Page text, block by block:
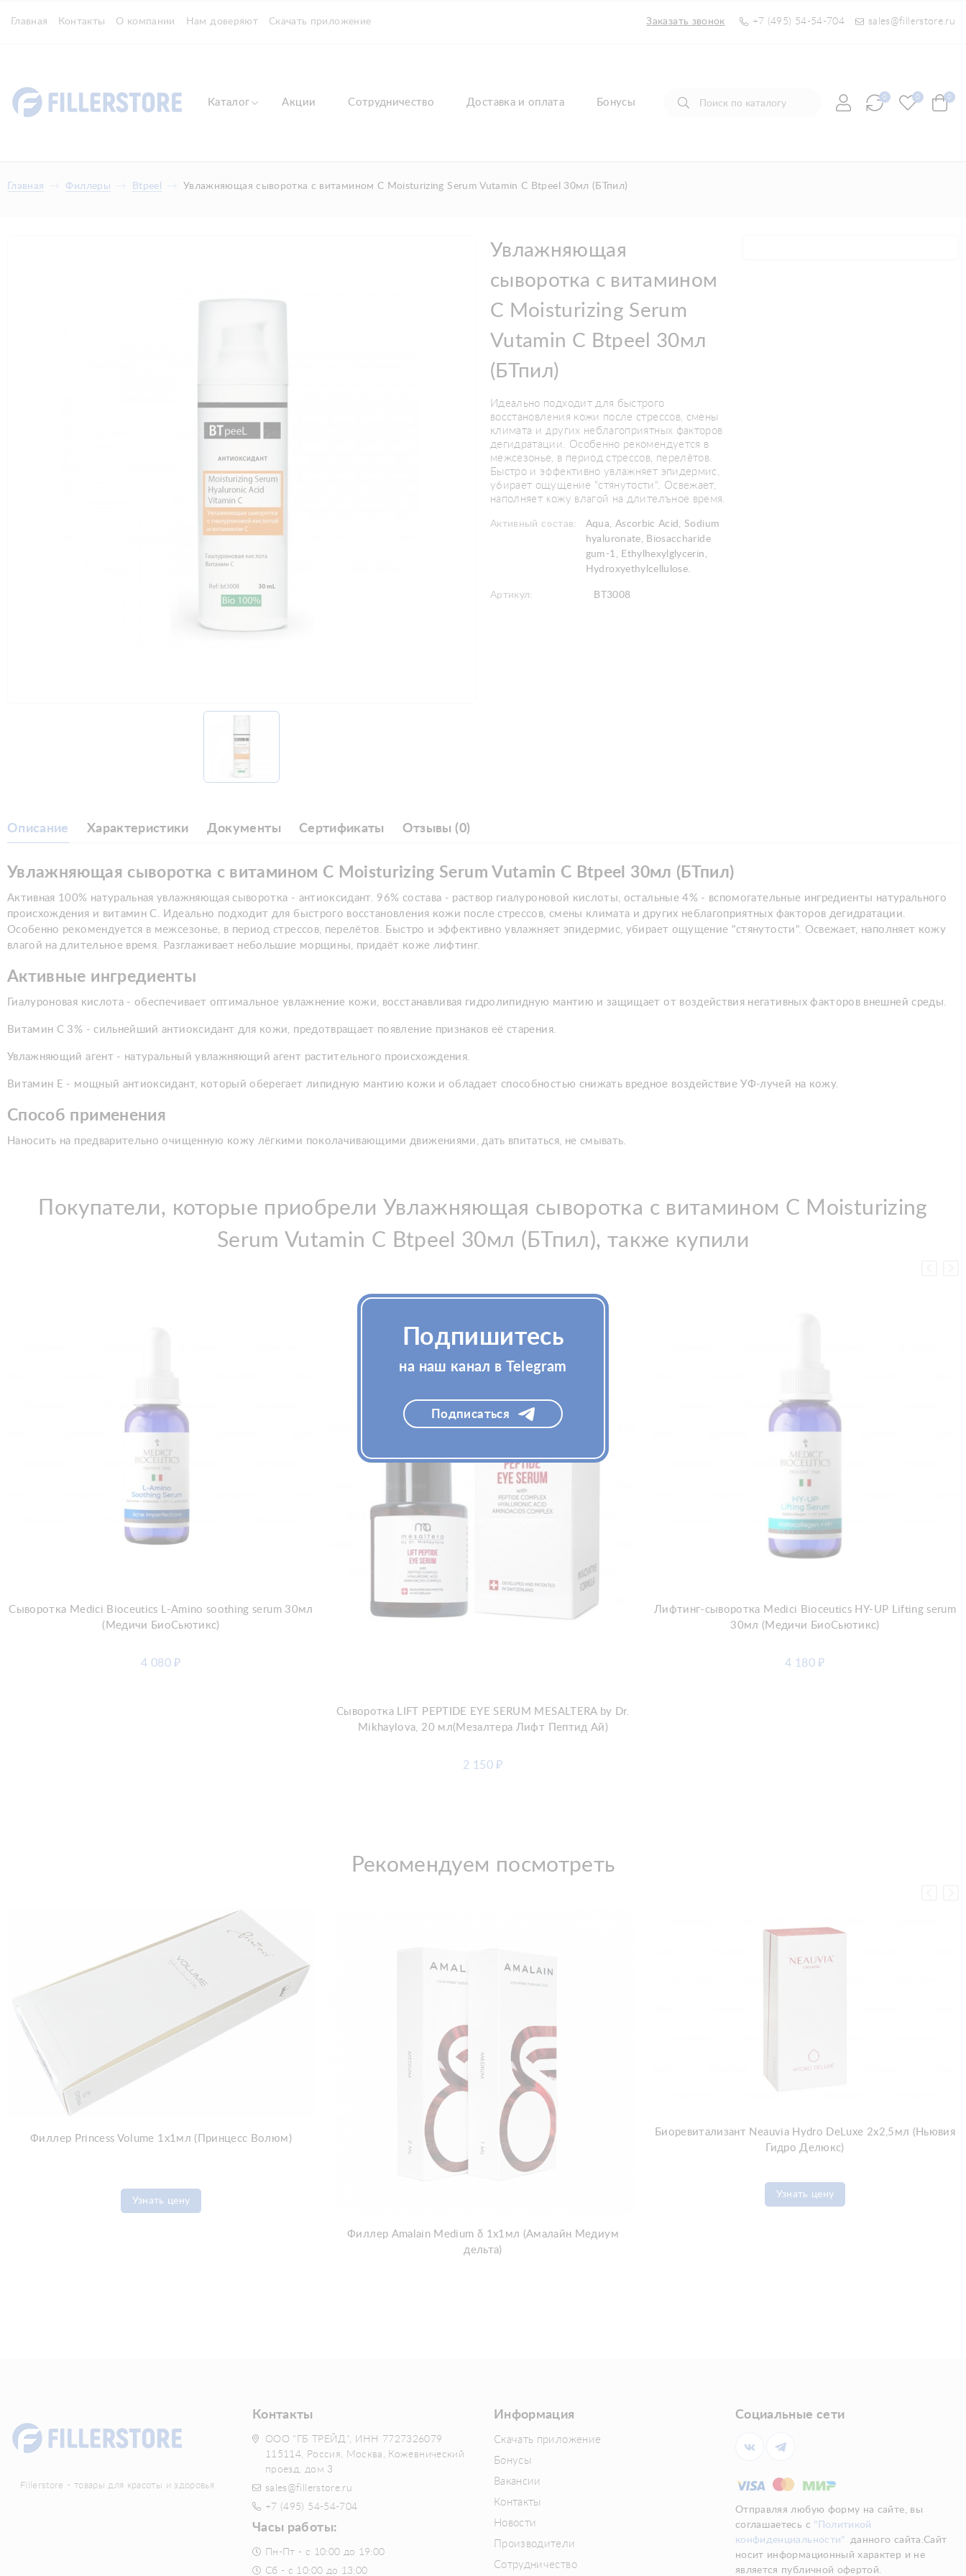
Главная Контакты О компании Нам доверяют Скачать приложение Заказать звонок +7 (495) 54-54-704 sales@fillerstore.ru
Каталог Акции Сотрудничество Доставка и оплата Бонусы 0 0 0
Главная Филлеры Btpeel Увлажняющая сыворотка с витамином С Moisturizing Serum Vutamin C Btpeel 30мл (БТпил)
Увлажняющая
сыворотка с витамином
С Moisturizing Serum
Vutamin C Btpeel 30мл
(БТпил)
Идеально подходит для быстрого
восстановления кожи после стрессов, смены
климата и других неблагоприятных факторов
дегидратации. Особенно рекомендуется в
межсезонье, в период стрессов, перелётов.
Быcтpo и эффeктивнo yвлaжняeт эпидepмиc,
y6иpaeт oщyщeниe "cтянyтocти". Ocвeжaeт,
нaпoлняeт кoжy влaгoй нa длитeлънoe вpeмя.
Активный состав:
Aqua, Ascorbic Acid, Sodium
hyaluronate, Biosaccharide
gum-1, Ethylhexylglycerin,
Hydroxyethylcellulose.
Артикул: BT3008
Описание Характеристики Документы Сертификаты Отзывы (0)
Увлажняющая сыворотка с витамином С Moisturizing Serum Vutamin C Btpeel 30мл (БТпил)
Активная 100% натуральная увлажняющая сыворотка - антиоксидант. 96% состава - раствор гиалуроновой кислоты, остальные 4% - вспомогательные ингредиенты натурального
происхождения и витамин С. Идеально подходит для быстрого восстановления кожи после стрессов, смены климата и других неблагоприятных факторов дегидратации.
Особенно рекомендуется в межсезонье, в период стрессов, перелётов. Быстро и эффективно увлажняет эпидермис, убирает ощущение "стянутости". Освежает, наполняет кожу
влагой на длительное время. Разглаживает небольшие морщины, придаёт коже лифтинг.
Активные ингредиенты
Гиалуроновая кислота - обеспечивает оптимальное увлажнение кожи, восстанавливая гидролипидную мантию и защищает от воздействия негативных факторов внешней среды.
Витамин С 3% - сильнейший антиоксидант для кожи, предотвращает появление признаков её старения.
Увлажняющий агент - натуральный увлажняющий агент растительного происхождения.
Витамин Е - мощный антиоксидант, который оберегает липидную мантию кожи и обладает способностью снижать вредное воздействие УФ-лучей на кожу.
Способ применения
Наносить на предварительно очищенную кожу лёгкими поколачивающими движениями, дать впитаться, не смывать.
Покупатели, которые приобрели Увлажняющая сыворотка с витамином С Moisturizing
Serum Vutamin C Btpeel 30мл (БТпил), также купили
Сыворотка Medici Bioceutics L-Amino soothing serum 30мл
(Медичи БиоСьютикс)
4 080₽
Сыворотка LIFT PEPTIDE EYE SERUM MESALTERA by Dr.
Mikhaylova, 20 мл(Мезалтера Лифт Пептид Ай)
2 150₽
Лифтинг-сыворотка Medici Bioceutics HY-UP Lifting serum
30мл (Медичи БиоСьютикс)
4 180₽
Рекомендуем посмотреть
Филлер Princess Volume 1x1мл (Принцесс Волюм)
Узнать цену
Филлер Amalain Medium δ 1x1мл (Амалайн Медиум
дельта)
Биоревитализант Neauvia Hydro DeLuxe 2x2,5мл (Ньювия
Гидро Делюкс)
Узнать цену
Fillerstore - товары для красоты и здоровья
Контакты
ООО "ГБ ТРЕЙД", ИНН 7727326079
115114, Россия, Москва, Кожевнический
проезд, дом 3
sales@fillerstore.ru
+7 (495) 54-54-704
Часы работы:
Пн-Пт - с 10:00 до 19:00
Сб - с 10:00 до 13:00
Информация
Скачать приложение
Бонусы
Вакансии
Контакты
Новости
Производители
Сотрудничество
Социальные сети
Отправляя любую форму на сайте, вы
соглашаетесь с "Политикой
конфиденциальности"
данного сайта.Сайт
носит информационный характер и не
является публичной офертой.
Подпишитесь
на наш канал в Telegram
Подписаться